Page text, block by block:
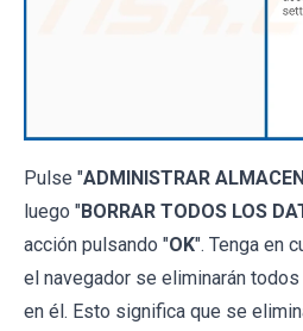
Pulse "ADMINISTRAR
luego "BORRAR TODOS LOS
acción pulsando "OK". Tenga en
el navegador se eliminarán
en él. Esto significa que se